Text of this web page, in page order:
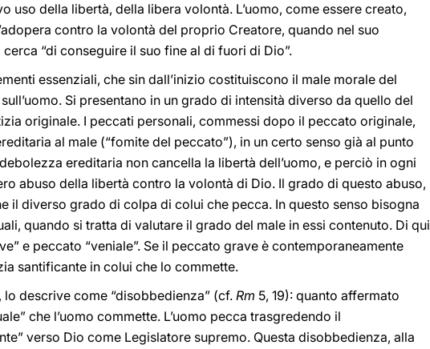
uso della libertà, della libera volontà. L’uomo, come essere creato,
contro la volontà del proprio Creatore, quando nel suo
“di conseguire il suo fine al di fuori di Dio”.
essenziali, che sin dall’inizio costituiscono il male morale del
Si presentano in un grado di intensità diverso da quello del
originale. I peccati personali, commessi dopo il peccato originale,
al male (“fomite del peccato”), in un certo senso già al punto
ereditaria non cancella la libertà dell’uomo, e perciò in ogni
abuso della libertà contro la volontà di Dio. Il grado di questo abuso,
il diverso grado di colpa di colui che pecca. In questo senso bisogna
quando si tratta di valutare il grado del male in essi contenuto. Di qui
e peccato “veniale”. Se il peccato grave è contemporaneamente
santificante in colui che lo commette.
descrive come “disobbedienza” (cf.Rm 5, 19): quanto affermato
che l’uomo commette. L’uomo pecca trasgredendo il
verso Dio come Legislatore supremo. Questa disobbedienza, alla